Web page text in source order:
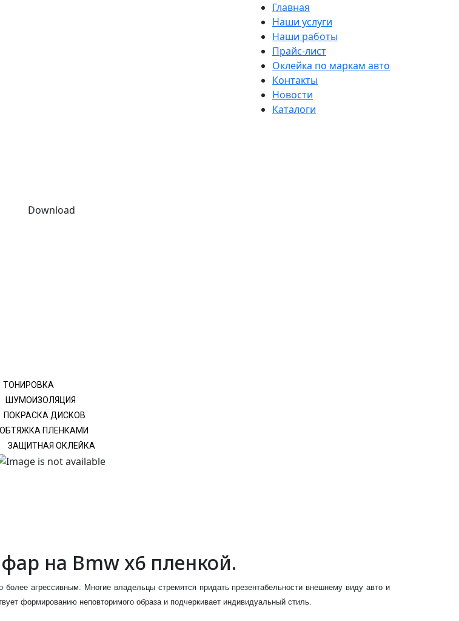
Главная
Наши услуги
Наши работы
Прайс-лист
Оклейка по маркам авто
Контакты
Новости
Каталоги
Download
ТОНИРОВКА
ШУМОИЗОЛЯЦИЯ
ПОКРАСКА ДИСКОВ
ОБТЯЖКА ПЛЕНКАМИ
ЗАЩИТНАЯ ОКЛЕЙКА
на Bmw x6 пленкой.
агрессивным. Многие владельцы стремятся придать презентабельности внешнему виду авто и
формированию неповторимого образа и подчеркивает индивидуальный стиль.